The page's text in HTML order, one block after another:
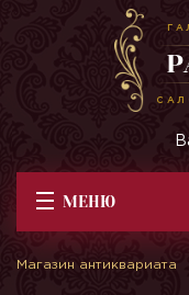
МЕНЮ
Магазин антиквариата